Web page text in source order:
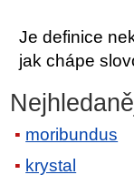
Je definice
jak chápe
moribundus
krystal